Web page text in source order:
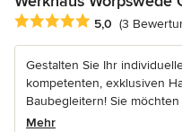
Durchschnittliche
5,0 (3
Gestalten Sie Ihr
kompetenten, exklusiven
Baubegleitern! Sie
Mehr